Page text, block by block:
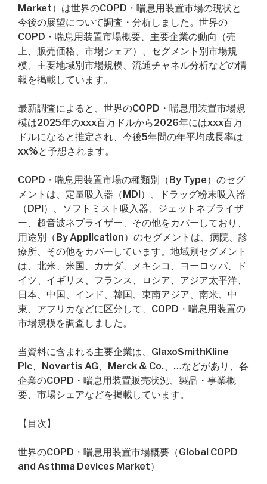
Market）は世界のCOPD・喘息用装置市場の現状と
今後の展望について調査・分析しました。世界の
COPD・喘息用装置市場概要、主要企業の動向（売
上、販売価格、市場シェア）、セグメント別市場規
模、主要地域別市場規模、流通チャネル分析などの情
報を掲載しています。
最新調査によると、世界のCOPD・喘息用装置市場規
模は2025年のxxx百万ドルから2026年にはxxx百万
ドルになると推定され、今後5年間の年平均成長率は
xx%と予想されます。
COPD・喘息用装置市場の種類別（By Type）のセグ
メントは、定量吸入器（MDI）、ドラッグ粉末吸入器
（DPI）、ソフトミスト吸入器、ジェットネブライザ
ー、超音波ネブライザー、その他をカバーしており、
用途別（By Application）のセグメントは、病院、診
療所、その他をカバーしています。地域別セグメント
は、北米、米国、カナダ、メキシコ、ヨーロッパ、ド
イツ、イギリス、フランス、ロシア、アジア太平洋、
日本、中国、インド、韓国、東南アジア、南米、中
東、アフリカなどに区分して、COPD・喘息用装置の
市場規模を調査しました。
当資料に含まれる主要企業は、GlaxoSmithKline
Plc、Novartis AG、Merck & Co.、…などがあり、各
企業のCOPD・喘息用装置販売状況、製品・事業概
要、市場シェアなどを掲載しています。
【目次】
世界のCOPD・喘息用装置市場概要（Global COPD
and Asthma Devices Market）